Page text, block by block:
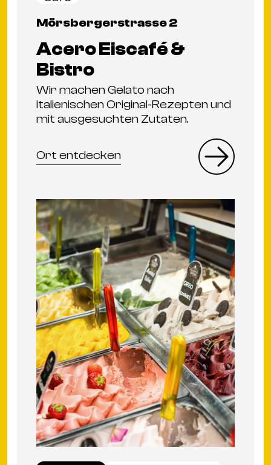
Mörsbergerstrasse 2
Acero Eiscafé &
Bistro
Wir machen Gelato nach
italienischen Original-Rezepten und
mit ausgesuchten Zutaten.
Ort entdecken